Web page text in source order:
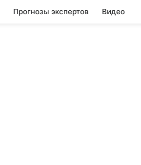
Прогнозы экспертов Видео